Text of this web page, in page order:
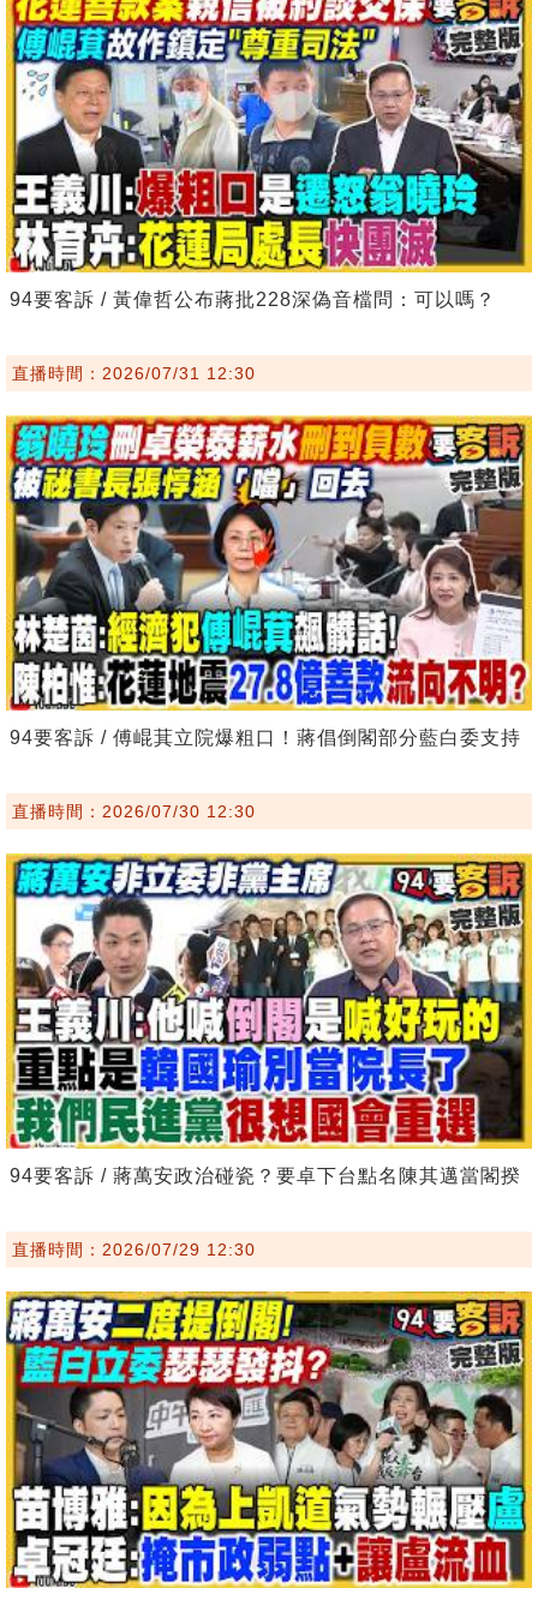
94要客訴 / 黃偉哲公布蔣批228深偽音檔問：可以嗎？
直播時間：2026/07/31 12:30
94要客訴 / 傅崐萁立院爆粗口！蔣倡倒閣部分藍白委支持
直播時間：2026/07/30 12:30
94要客訴 / 蔣萬安政治碰瓷？要卓下台點名陳其邁當閣揆
直播時間：2026/07/29 12:30